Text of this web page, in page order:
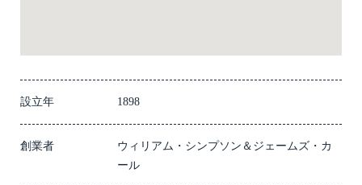
設立年 1898
創業者
ウィリアム・シンプソン＆ジェームズ・カ
ール